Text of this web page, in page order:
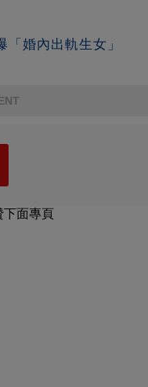
婚內出軌生女」
下面專頁